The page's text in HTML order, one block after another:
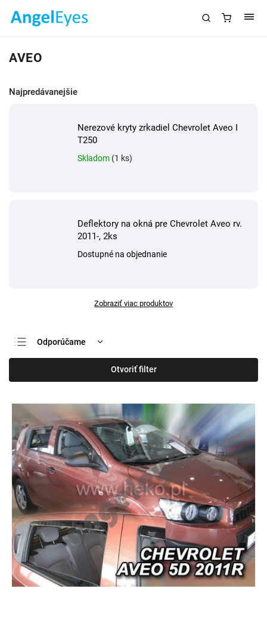
AVEO
Najpredávanejšie
Nerezové kryty zrkadiel Chevrolet Aveo I
T250
Skladom (1 ks)
Deflektory na okná pre Chevrolet Aveo rv.
2011-, 2ks
Dostupné na objednanie
Zobraziť viac produktov
Odporúčame
Najlacnejšie
Najdrahšie
Abecedne
Otvoriť filter